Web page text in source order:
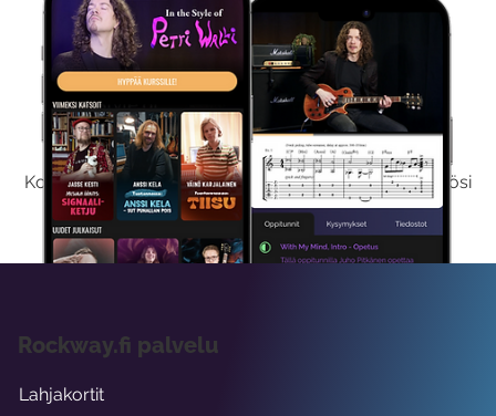
Kokeile Ilmaiseksi
Kokeilemalla ilmaiseksi saat koko sisältömme käyttöösi
viikon ajaksi.
Rockway.fi palvelu
Lahjakortit